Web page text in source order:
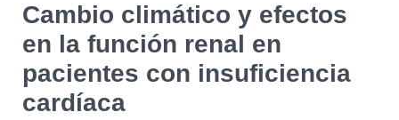
Agenda
Cambio climático y efectos
en la función renal en
pacientes con insuficiencia
cardíaca